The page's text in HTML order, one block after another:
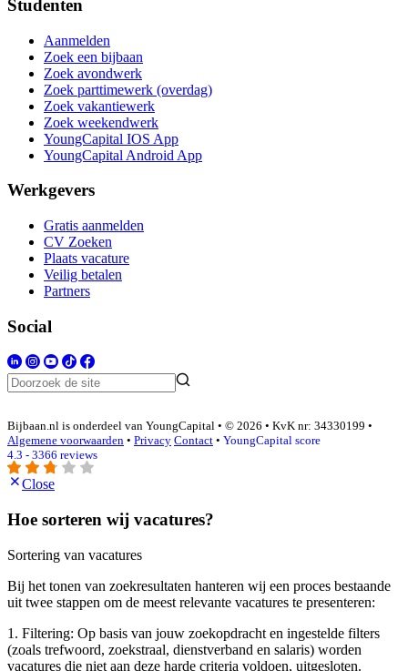
Studenten
Aanmelden
Zoek een bijbaan
Zoek avondwerk
Zoek parttimewerk (overdag)
Zoek vakantiewerk
Zoek weekendwerk
YoungCapital IOS App
YoungCapital Android App
Werkgevers
Gratis aanmelden
CV Zoeken
Plaats vacature
Veilig betalen
Partners
Social
Bijbaan.nl is onderdeel van YoungCapital • © 2026 • KvK nr: 34330199 •
Algemene voorwaarden • Privacy Contact • YoungCapital score
4.3 - 3366 reviews
Close
Hoe sorteren wij vacatures?
Sortering van vacatures
Bij het tonen van zoekresultaten hanteren wij een proces bestaande
uit twee stappen om de meest relevante vacatures te presenteren:
1. Filtering: Op basis van jouw zoekopdracht en ingestelde filters
(zoals trefwoord, zoekstraal, dienstverband en salaris) worden
vacatures die niet aan deze harde criteria voldoen, uitgesloten.